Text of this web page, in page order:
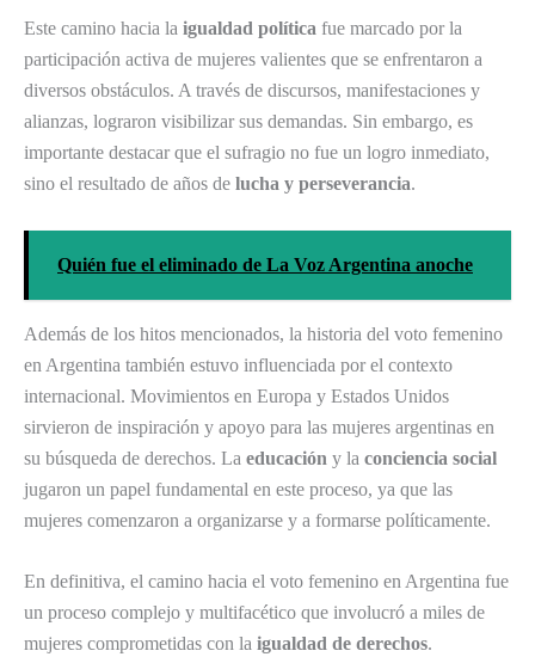
Este camino hacia la igualdad política fue marcado por la
participación activa de mujeres valientes que se enfrentaron a
diversos obstáculos. A través de discursos, manifestaciones y
alianzas, lograron visibilizar sus demandas. Sin embargo, es
importante destacar que el sufragio no fue un logro inmediato,
sino el resultado de años de lucha y perseverancia.
Quién fue el eliminado de La Voz Argentina anoche
Además de los hitos mencionados, la historia del voto femenino
en Argentina también estuvo influenciada por el contexto
internacional. Movimientos en Europa y Estados Unidos
sirvieron de inspiración y apoyo para las mujeres argentinas en
su búsqueda de derechos. La educación y la conciencia social
jugaron un papel fundamental en este proceso, ya que las
mujeres comenzaron a organizarse y a formarse políticamente.
En definitiva, el camino hacia el voto femenino en Argentina fue
un proceso complejo y multifacético que involucró a miles de
mujeres comprometidas con la igualdad de derechos.